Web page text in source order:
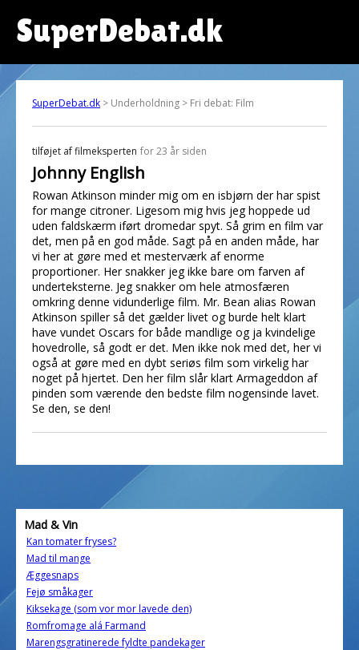
SuperDebat.dk
SuperDebat.dk > Underholdning > Fri debat: Film
tilføjet affilmeksperten for 23 år siden
Johnny English
Rowan Atkinson minder mig om en isbjørn der har spist
for mange citroner. Ligesom mig hvis jeg hoppede ud
uden faldskærm iført dromedar spyt. Så grim en film var
det, men på en god måde. Sagt på en anden måde, har
vi her at gøre med et mesterværk af enorme
proportioner. Her snakker jeg ikke bare om farven af
underteksterne. Jeg snakker om hele atmosfæren
omkring denne vidunderlige film. Mr. Bean alias Rowan
Atkinson spiller så det gælder livet og burde helt klart
have vundet Oscars for både mandlige og ja kvindelige
hovedrolle, så godt er det. Men ikke nok med det, her vi
også at gøre med en dybt seriøs film som virkelig har
noget på hjertet. Den her film slår klart Armageddon af
pinden som værende den bedste film nogensinde lavet.
Se den, se den!
Mad & Vin
Kan tomater fryses?
Mad til mange
Æggesnaps
Fejø småkager
Kiksekage (som vor mor lavede den)
Romfromage alá Farmand
Marengsgratinerede fyldte pandekager